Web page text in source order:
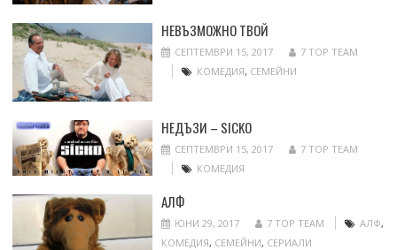
НЕВЪЗМОЖНО ТВОЙ
СЕПТЕМВРИ 15, 2017
7 TOP TEAM
КОМЕДИЯ, СЕМЕЙНИ
НЕДЪЗИ – SICKO
СЕПТЕМВРИ 15, 2017
7 TOP TEAM
КОМЕДИЯ
АЛФ
ЮНИ 29, 2017 7 TOP TEAM АЛФ,
КОМЕДИЯ, СЕМЕЙНИ, СЕРИАЛИ